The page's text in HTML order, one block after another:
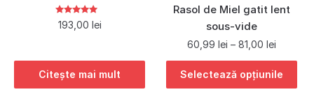
Evaluat la 5.00
din 5
193,00 lei
Citește mai mult
Rasol de Miel gatit lent
sous-vide
60,99lei –81,00lei
Selectează opțiunile